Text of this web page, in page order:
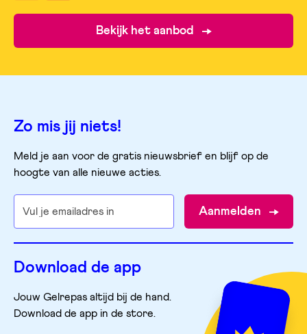
Bekijk het aanbod
Zo mis jij niets!
Meld je aan voor de gratis nieuwsbrief en blijf op de
hoogte van alle nieuwe acties.
Aanmelden
Download de app
Jouw Gelrepas altijd bij de hand.
Download de app in de store.